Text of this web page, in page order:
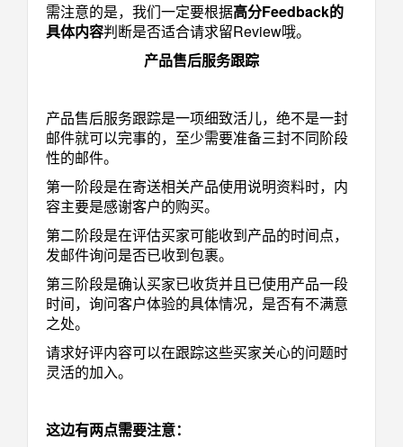
需注意的是，我们一定要根据高分Feedback的
具体内容判断是否适合请求留Review哦。
产品售后服务跟踪
产品售后服务跟踪是一项细致活儿，绝不是一封
邮件就可以完事的，至少需要准备三封不同阶段
性的邮件。
第一阶段是在寄送相关产品使用说明资料时，内
容主要是感谢客户的购买。
第二阶段是在评估买家可能收到产品的时间点，
发邮件询问是否已收到包裹。
第三阶段是确认买家已收货并且已使用产品一段
时间，询问客户体验的具体情况，是否有不满意
之处。
请求好评内容可以在跟踪这些买家关心的问题时
灵活的加入。
这边有两点需要注意：